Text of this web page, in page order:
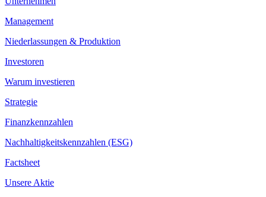
Management
Niederlassungen & Produktion
Investoren
Warum investieren
Strategie
Finanzkennzahlen
Nachhaltigkeitskennzahlen (ESG)
Factsheet
Unsere Aktie